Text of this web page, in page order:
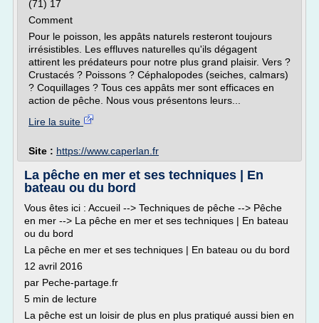
(71) 17
Comment
Pour le poisson, les appâts naturels resteront toujours
irrésistibles. Les effluves naturelles qu'ils dégagent
attirent les prédateurs pour notre plus grand plaisir. Vers ?
Crustacés ? Poissons ? Céphalopodes (seiches, calmars)
? Coquillages ? Tous ces appâts mer sont efficaces en
action de pêche. Nous vous présentons leurs...
Lire la suite
Site : https://www.caperlan.fr
La pêche en mer et ses techniques | En
bateau ou du bord
Vous êtes ici : Accueil --> Techniques de pêche --> Pêche
en mer --> La pêche en mer et ses techniques | En bateau
ou du bord
La pêche en mer et ses techniques | En bateau ou du bord
12 avril 2016
par Peche-partage.fr
5 min de lecture
La pêche est un loisir de plus en plus pratiqué aussi bien en